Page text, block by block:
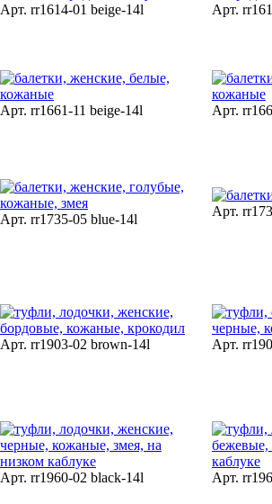
Арт. rr1614-01 beige-14l Арт.
Арт. rr1661-11 beige-14l Арт.
Арт. rr1735-05 blue-14l
Арт.
Арт. rr1903-02 brown-14l Арт.
Арт. rr1960-02 black-14l Арт.